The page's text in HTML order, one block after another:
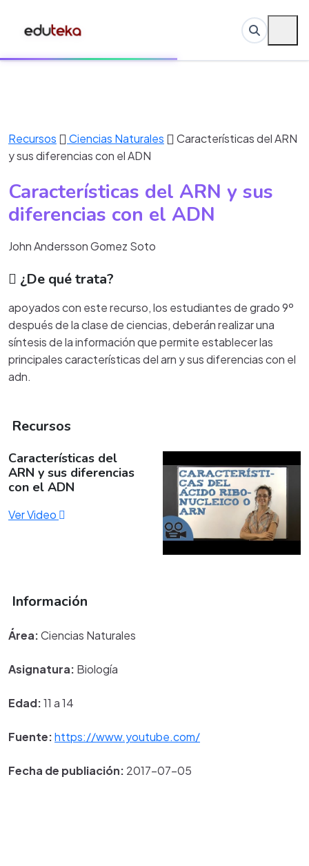
Recursos Ciencias Naturales
Características del ARN
y sus diferencias con el ADN
Características del ARN y sus
diferencias con el ADN
John Andersson Gomez Soto
¿De qué trata?
apoyados con este recurso, los estudiantes de grado 9º
después de la clase de ciencias, deberán realizar una
síntesis de la información que permite establecer las
principales características del arn y sus diferencias con el
adn.
Recursos
Características del
ARN y sus diferencias
con el ADN
Ver Video
Información
Área:Ciencias Naturales
Asignatura: Biología
Edad:11 a 14
Fuente:https://www.youtube.com/
Fecha de publiación: 2017-07-05